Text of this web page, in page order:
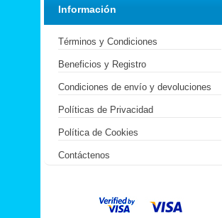
Información
Términos y Condiciones
Beneficios y Registro
Condiciones de envío y devoluciones
Políticas de Privacidad
Política de Cookies
Contáctenos